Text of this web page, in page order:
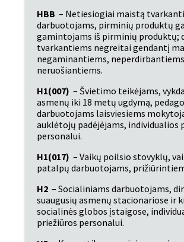
HBB – Netiesiogiai maistą
darbuotojams, pirminių produktų
gamintojams iš pirminių produktų;
tvarkantiems negreitai gendantį
negaminantiems,
neruošiantiems.
H1(007) – Švietimo teikėjams,
asmenų iki 18 metų ugdymą,
darbuotojams laisviesiems
auklėtojų padėjėjams, individualios
personalui.
H1(017) – Vaikų poilsio stovyklų,
patalpų darbuotojams,
H2 – Socialiniams darbuotojams,
suaugusių asmenų stacionariose ir
socialinės globos įstaigose,
priežiūros personalui.